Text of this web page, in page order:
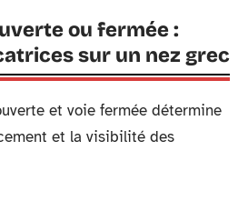
ou fermée :
sur un nez grec
et voie fermée détermine
et la visibilité des